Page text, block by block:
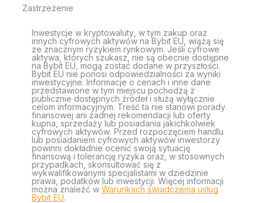
Zastrzeżenie
Inwestycje w kryptowaluty, w tym zakup oraz
innych cyfrowych aktywów na Bybit EU, wiążą się
ze znacznym ryzykiem rynkowym. Jeśli cyfrowe
aktywa, których szukasz, nie są obecnie dostępne
na Bybit EU, mogą zostać dodane w przyszłości.
Bybit EU nie ponosi odpowiedzialności za wyniki
inwestycyjne. Informacje o cenach i inne dane
przedstawione w tym miejscu pochodzą z
publicznie dostępnych źródeł i służą wyłącznie
celom informacyjnym. Treść ta nie stanowi porady
finansowej ani żadnej rekomendacji lub oferty
kupna, sprzedaży lub posiadania jakichkolwiek
cyfrowych aktywów. Przed rozpoczęciem handlu
lub posiadaniem cyfrowych aktywów inwestorzy
powinni dokładnie ocenić swoją sytuację
finansową i tolerancję ryzyka oraz, w stosownych
przypadkach, skonsultować się z
wykwalifikowanymi specjalistami w dziedzinie
prawa, podatków lub inwestycji. Więcej informacji
można znaleźć w Warunkach świadczenia usług
Bybit EU.